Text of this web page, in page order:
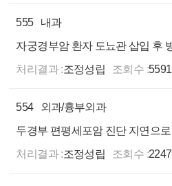
555
내과
처리결과 :조정성립 조회수 :5591
554
외과/흉부외과
처리결과 :조정성립 조회수 :2247